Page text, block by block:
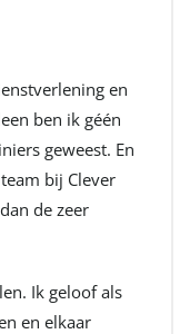
en
ben ik géén
geweest. En
bij Clever
de zeer
Ik geloof als
en elkaar